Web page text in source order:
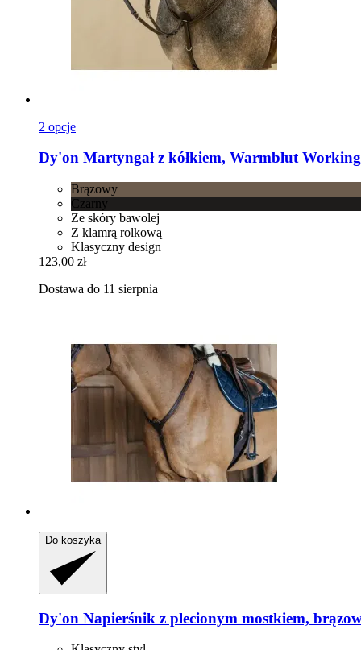
2 opcje
Dy'on Martyngał z kółkiem, Warmblut
Brązowy
Czarny
Ze skóry bawolej
Z klamrą rolkową
Klasyczny design
123,00 zł
Dostawa do 11 sierpnia
Do koszyka
Dy'on Napierśnik z plecionym mostkiem,